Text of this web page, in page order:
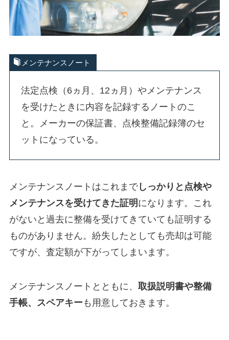
メンテナンスノート
法定点検（6ヵ月、12ヵ月）やメンテナンス
を受けたときに内容を記録するノートのこ
と。メーカーの保証書、点検整備記録簿のセ
ットになっている。
メンテナンスノートはこれまでしっかりと点検や
メンテナンスを受けてきた証明 になります。これ
がないと過去に整備を受けてきていても証明する
ものがありません。紛失したとしても売却は可能
ですが、査定額が下がってしまいます。
メンテナンスノートとともに、 取扱説明書や整備
手帳、スペアキー も用意しておきます。